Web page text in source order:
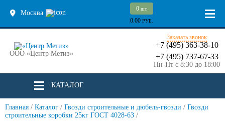
Москва
0 шт.
0.00 РУБ.
ООО «Центр Метиз»
Заказать звонок
+7 (495) 363-38-10
+7 (495) 737-67-33
Пн-Пт с 8:30 до 18:00
КАТАЛОГ
Главная / Каталог / Гвозди строительные и дюбель-гвозди / Гвозди
строительные коробки 25кг ГОСТ 4028-63 /